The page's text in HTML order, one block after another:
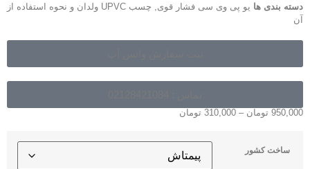
دسته بندی ها یو پی وی سی فشار قوی,
چسب UPVC ولدان و نحوه استفاده از
آن
950,000 تومان –
310,000 تومان
ساخت کشور